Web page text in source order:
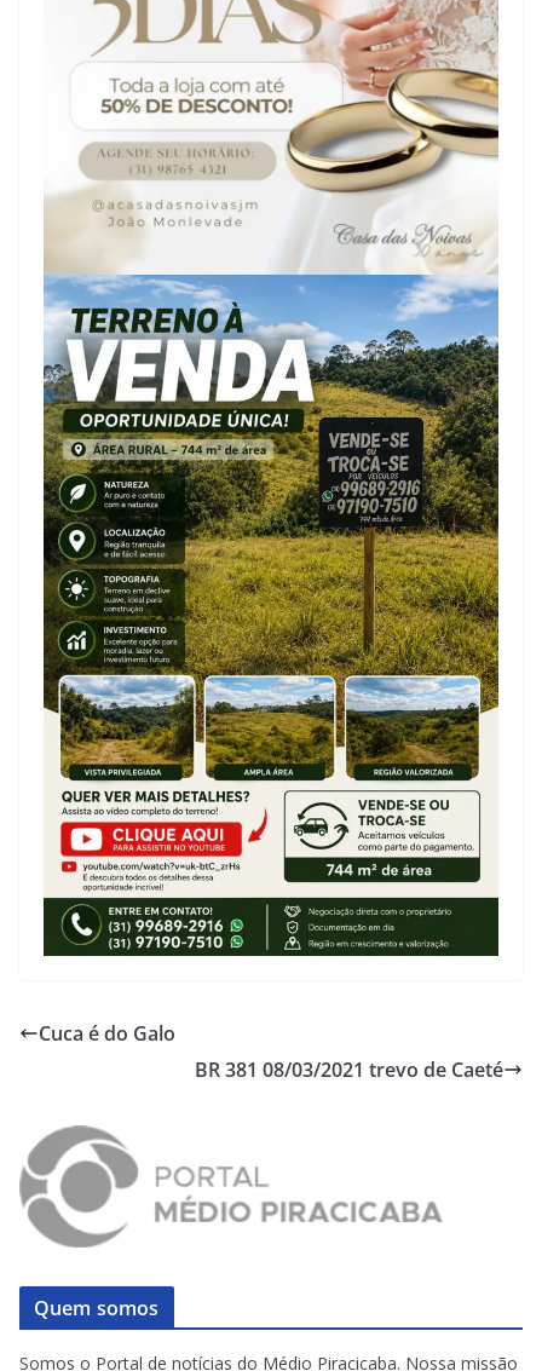
Cuca é do Galo
BR 381 08/03/2021 trevo de Caeté
Quem somos
Somos o Portal de notícias do Médio Piracicaba. Nossa missão